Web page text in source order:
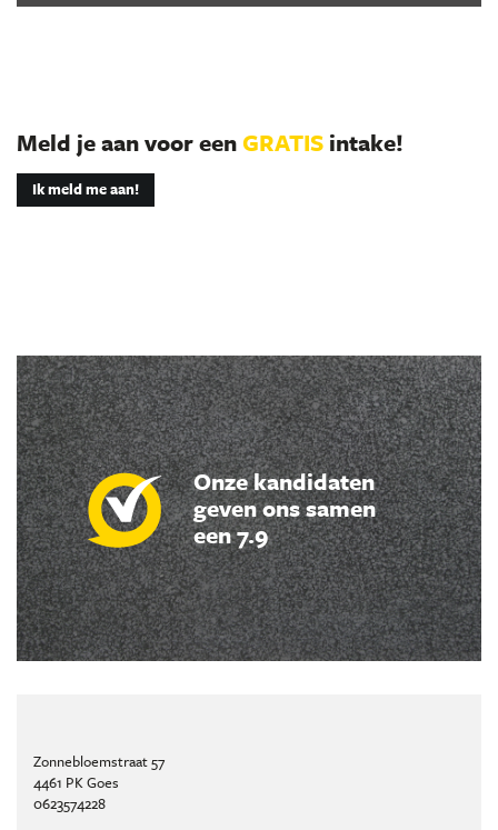
Meld je aan voor eenGRATIS intake!
Ik meld me aan!
Onze kandidaten
geven ons samen
een 7.9
Zonnebloemstraat 57
4461 PK Goes
0623574228